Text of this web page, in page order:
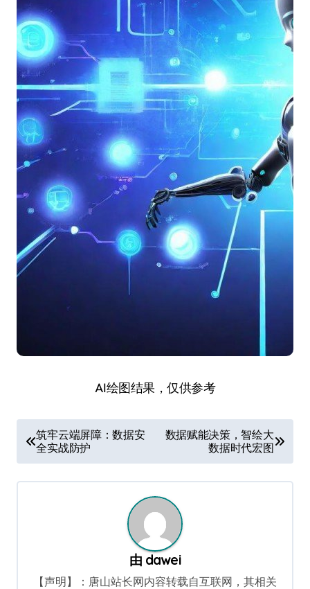
AI绘图结果，仅供参考
章
导
筑牢云端屏障：数据安
全实战防护
数据赋能决策，智绘大
数据时代宏图
由 dawei
【声明】：唐山站长网内容转载自互联网，其相关